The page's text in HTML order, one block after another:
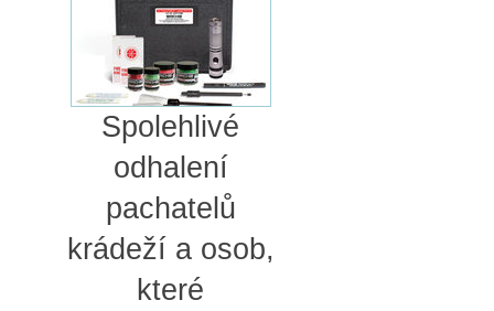
Spolehlivé
odhalení
pachatelů
krádeží a osob,
které